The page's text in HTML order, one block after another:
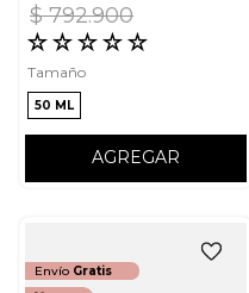
$ 792.900
☆☆☆☆☆
Tamaño
50 ML
AGREGAR
Envío Gratis